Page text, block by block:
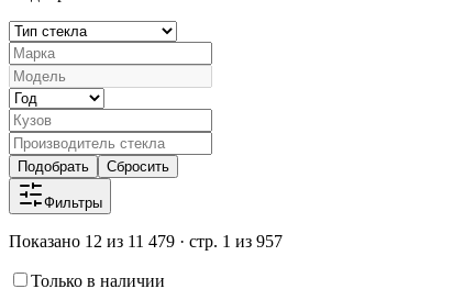
Подобрать Сбросить
Фильтры
Показано 12 из 11 479 · стр. 1 из 957
Только в наличии